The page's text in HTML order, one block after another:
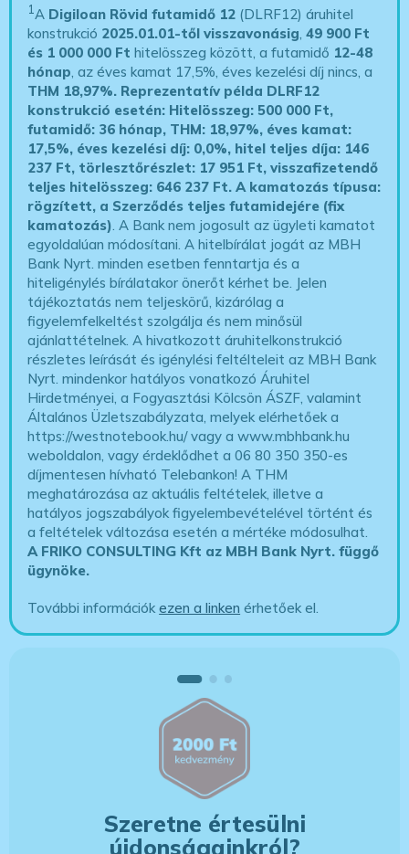
1A Digiloan Rövid futamidő 12 (DLRF12) áruhitel
konstrukció 2025.01.01-től visszavonásig,49 900 Ft
és 1 000 000 Ft hitelösszeg között, a futamidő 12-48
hónap, az éves kamat 17,5%, éves kezelési díj nincs, a
THM 18,97%. Reprezentatív példa DLRF12
konstrukció esetén: Hitelösszeg: 500 000 Ft,
futamidő: 36 hónap, THM: 18,97%, éves kamat:
17,5%, éves kezelési díj: 0,0%, hitel teljes díja: 146
237 Ft, törlesztőrészlet: 17 951 Ft, visszafizetendő
teljes hitelösszeg: 646 237 Ft.A kamatozás típusa:
rögzített, a Szerződés teljes futamidejére (fix
kamatozás). A Bank nem jogosult az ügyleti kamatot
egyoldalúan módosítani. A hitelbírálat jogát az MBH
Bank Nyrt. minden esetben fenntartja és a
hiteligénylés bírálatakor önerőt kérhet be. Jelen
tájékoztatás nem teljeskörű, kizárólag a
figyelemfelkeltést szolgálja és nem minősül
ajánlattételnek. A hivatkozott áruhitelkonstrukció
részletes leírását és igénylési feltélteleit az MBH Bank
Nyrt. mindenkor hatályos vonatkozó Áruhitel
Hirdetményei, a Fogyasztási Kölcsön ÁSZF, valamint
Általános Üzletszabályzata, melyek elérhetőek a
https://westnotebook.hu/vagy a www.mbhbank.hu
weboldalon, vagy érdeklődhet a 06 80 350 350-es
díjmentesen hívható Telebankon! A THM
meghatározása az aktuális feltételek, illetve a
hatályos jogszabályok figyelembevételével történt és
a feltételek változása esetén a mértéke módosulhat.
A FRIKO CONSULTING Kft az MBH Bank Nyrt. függő
ügynöke.
További információkezen a linken érhetőek el.
Szeretne értesülni
újdonságainkról?